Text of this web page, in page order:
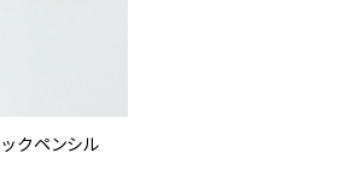
クペンシル